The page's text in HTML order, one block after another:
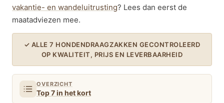
vakantie- en wandeluitrusting? Lees dan eerst de
maatadviezen mee.
✓ ALLE 7 HONDENDRAAGZAKKEN GECONTROLEERD
OP KWALITEIT, PRIJS EN LEVERBAARHEID
OVERZICHT
Top 7 in het kort